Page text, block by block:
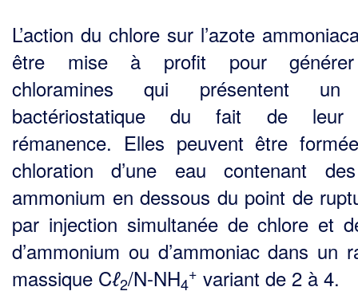
L’action du chlore sur l’azote
être mise à profit pour
chloramines qui pré­sentent un
bactériostatique du fait de leur
rémanence. Elles peuvent être
chloration d’une eau contenant
ammonium en dessous du point de
par injection simultanée de chlore et
d’ammonium ou d’ammoniac dans un
massique Cℓ2/N-NH4
+ variant de 2 à 4.